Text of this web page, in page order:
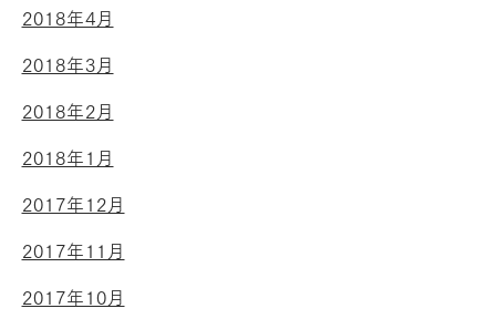
2018年4月
2018年3月
2018年2月
2018年1月
2017年12月
2017年11月
2017年10月